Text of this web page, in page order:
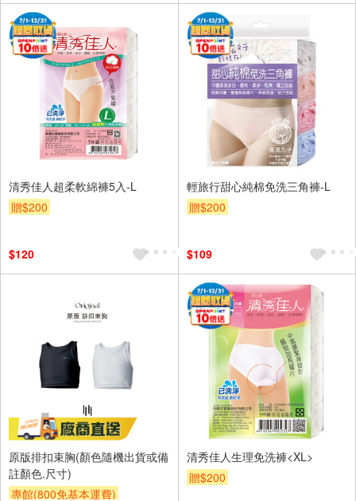
清秀佳人超柔軟綿褲5入-L
贈$200
$120
輕旅行甜心純棉免洗三角褲-L
贈$200
$109
原版排扣束胸(顏色隨機出貨或備
註顏色.尺寸)
專館(800免基本運費)
清秀佳人生理免洗褲<XL>
贈$200